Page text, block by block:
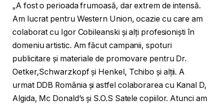
„A fost o perioada frumoasă, dar extrem de intensă.
Am lucrat pentru Western Union, ocazie cu care am
colaborat cu Igor Cobileanski și alți profesioniști în
domeniu artistic. Am făcut campanii, spoturi
publicitare și materiale de promovare pentru Dr.
Oetker,Schwarzkopf și Henkel, Tchibo și alții. A
urmat DDB România și astfel colaborarea cu Kanal D,
Algida, Mc Donald’s și S.O.S Satele copiilor. Atunci am